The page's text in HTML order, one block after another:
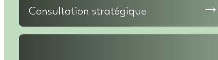
Consultation stratégique